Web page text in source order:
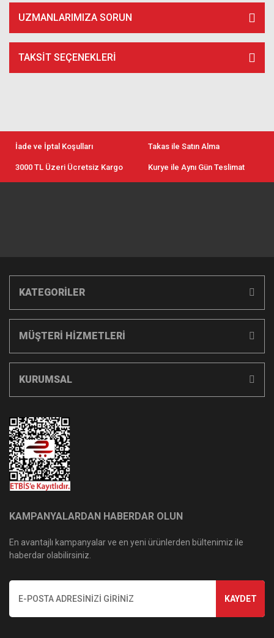
UZMANLARIMIZA SORUN
TAKSIT SEÇENEKLERI
İade ve İptal Koşulları Takas ile Satın Alma
3000 TL Üzeri Ücretsiz Kargo Kurye ile Aynı Gün Teslimat
KATEGORİLER
MÜŞTERİ HİZMETLERİ
KURUMSAL
KAMPANYALARDAN HABERDAR OLUN
En avantajlı kampanyalar ve en yeni ürünlerden bültenimiz ile
haberdar olabilirsiniz.
KAYDET